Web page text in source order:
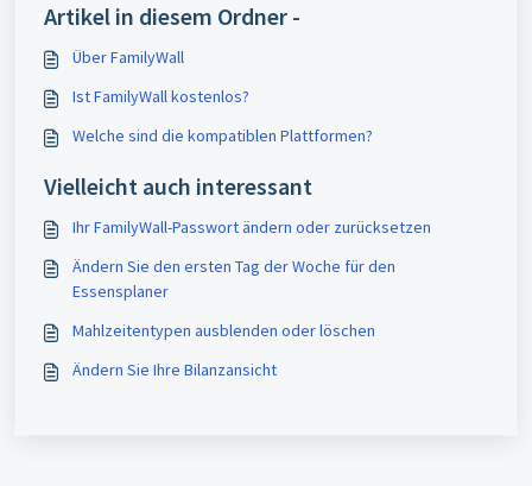
Artikel in diesem Ordner -
Über FamilyWall
Ist FamilyWall kostenlos?
Welche sind die kompatiblen Plattformen?
Vielleicht auch interessant
Ihr FamilyWall-Passwort ändern oder zurücksetzen
Ändern Sie den ersten Tag der Woche für den
Essensplaner
Mahlzeitentypen ausblenden oder löschen
Ändern Sie Ihre Bilanzansicht